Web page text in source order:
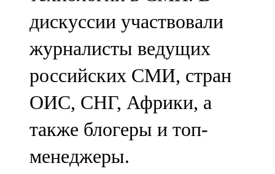
Чүпрәле
91,0 FM
Шәмәрдән
102,3 FM
Яңа чишмә
107,0 FM
дискуссии участвовали
журналисты ведущих
российских СМИ, стран
ОИС, СНГ, Африки, а
также блогеры и топ-
менеджеры.